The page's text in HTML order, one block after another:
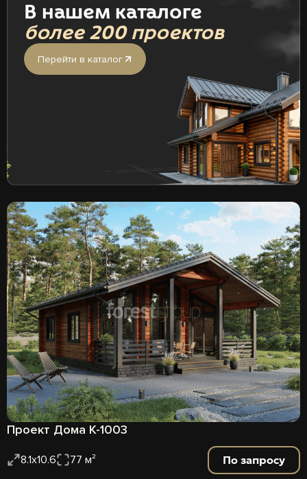
В нашем каталоге
более 200 проектов
Перейти в каталог
Проект Дома К-1003
8.1х10.6 77 м² По запросу